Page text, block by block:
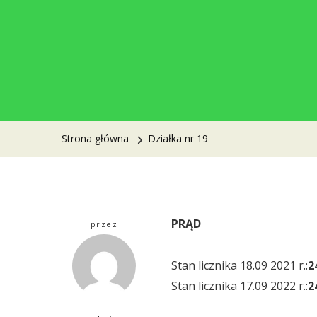
Strona główna Działka nr 19
przez PRĄD
Stan licznika 18.09 2021 r.:
Stan licznika 17.09 2022 r.: